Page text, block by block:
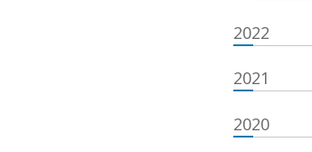
2022
2021
2020